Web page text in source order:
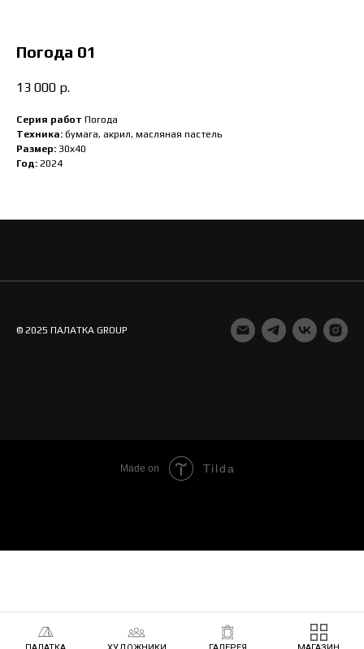
Погода 01
13 000 р.
Серия работ Погода
Техника: бумага, акрил, масляная пастель
Размер: 30х40
Год: 2024
© 2025 ПАЛАТКА GROUP
Made on Tilda